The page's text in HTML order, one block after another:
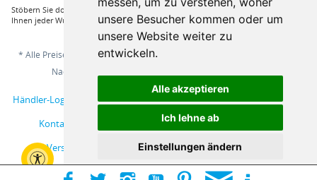
unsere Besucher kommen oder um
unsere Website weiter zu
entwickeln.
Alle akzeptieren
Ich lehne ab
Einstellungen ändern
Stöbern Sie doch einfach durch unserem Sortiment und Sie werden sehen, dass
Ihnen jeder Wunsch erfüllt wird.
* Alle Preise inkl. gesetzl. Mehrwertsteuer zzgl.
Nachnahmegebühren, wenn nicht anders beschrieben
Händler-Login Musterbestellung Über uns
Hilfe / Support
Kontakt
Online-Streitschlichtungsplattform
Versand und Zahlungsbedingungen
Impressum
Widerrufsbelehrung
Datenschutzerklärung